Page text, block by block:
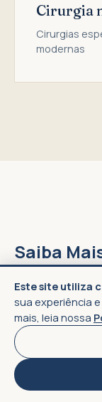
Cirurgia
Cirurgias
modernas
Saiba
Quanto
Quantos
Este site utiliza
sua experiência
mais, leia nossa